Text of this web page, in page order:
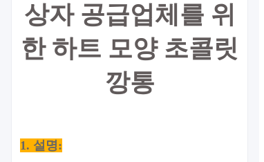
상자 공급업체를 위
한 하트 모양 초콜릿
깡통
1. 설명: